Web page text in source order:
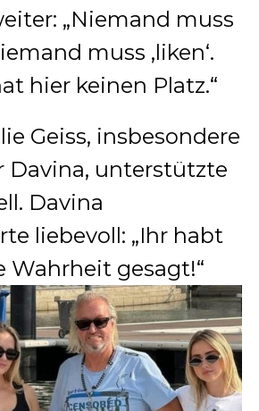
„Niemand muss
muss ‚liken‘.
hier keinen Platz.“
Geiss, insbesondere
Davina, unterstützte
Davina
liebevoll: „Ihr habt
Wahrheit gesagt!“